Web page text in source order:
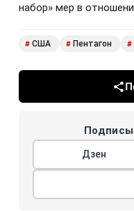
набор» мер в
# США # Пентагон #
Дзен